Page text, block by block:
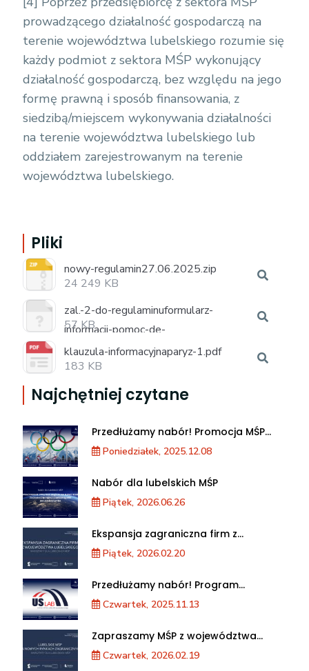
prowadzącego działalność gospodarczą na
terenie województwa lubelskiego rozumie się
każdy podmiot z sektora MŚP wykonujący
działalność gospodarczą, bez względu na jego
formę prawną i sposób finansowania, z
siedzibą/miejscem wykonywania działalności
na terenie województwa lubelskiego lub
oddziałem zarejestrowanym na terenie
województwa lubelskiego.
Pliki
nowy-regulamin27.06.2025.zip
24 249 KB
zal.-2-do-regulaminuformularz-
informacji-pomoc-de-
minimis20.11.2025.docx
57 KB
klauzula-informacyjnaparyz-1.pdf
183 KB
Najchętniej czytane
Przedłużamy nabór! Promocja MŚP
podczas XXV Zimowych Igrzysk
Olimpijskich we Włoszech
Poniedziałek, 2025.12.08
Nabór dla lubelskich MŚP
Piątek, 2026.06.26
Ekspansja zagraniczna firm z
województwa lubelskiego. Warsztaty
dla MŚP
Piątek, 2026.02.20
Przedłużamy nabór! Program
akceleracji przedsiębiorstw
Czwartek, 2025.11.13
Zapraszamy MŚP z województwa
lubelskiego na warsztaty „Lubelskie
MŚP na nowych rynkach
Czwartek, 2026.02.19